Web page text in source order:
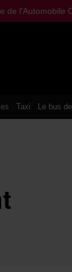
de l'Automobile
Taxi Le bus